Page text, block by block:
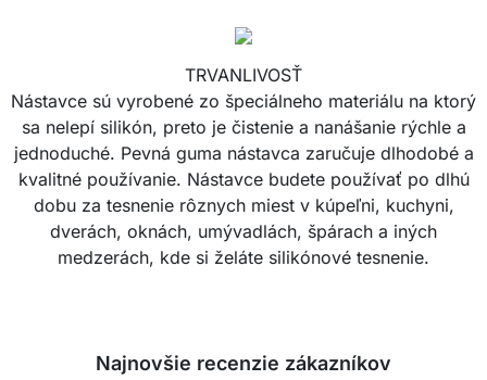
TRVANLIVOSŤ
Nástavce sú vyrobené zo špeciálneho materiálu na ktorý
sa nelepí silikón, preto je čistenie a nanášanie rýchle a
jednoduché. Pevná guma nástavca zaručuje dlhodobé a
kvalitné používanie. Nástavce budete používať po dlhú
dobu za tesnenie rôznych miest v kúpeľni, kuchyni,
dverách, oknách, umývadlách, špárach a iných
medzerách, kde si želáte silikónové tesnenie.
Najnovšie recenzie zákazníkov